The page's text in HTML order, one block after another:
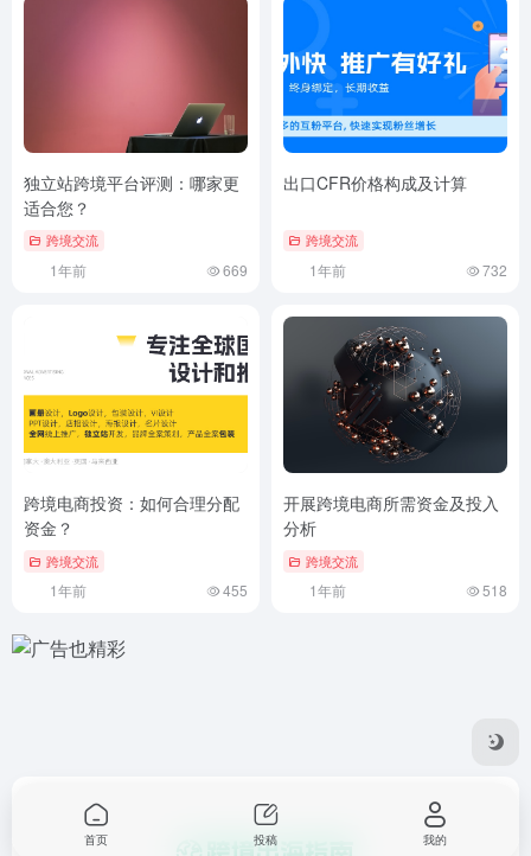
独立站跨境平台评测：哪家更
适合您？
跨境交流
1年前 669
出口CFR价格构成及计算
跨境交流
1年前 732
跨境电商投资：如何合理分配
资金？
跨境交流
1年前 455
开展跨境电商所需资金及投入
分析
跨境交流
1年前 518
首页 投稿 我的